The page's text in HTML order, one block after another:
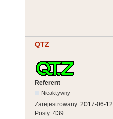
QTZ
Referent
Nieaktywny
Zarejestrowany: 2017-06-12
Posty: 439